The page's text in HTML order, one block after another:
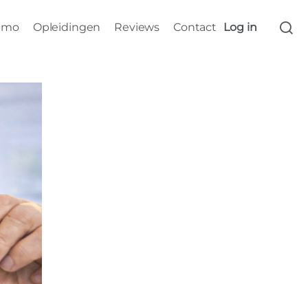
Opleidingen Reviews Contact Log in